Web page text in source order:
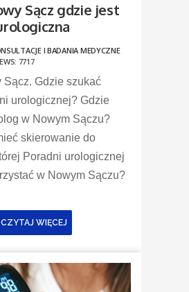
Sącz gdzie jest
I BADANIA MEDYCZNE
7717
Sącz. Gdzie szukać
urologicznej? Gdzie
w Nowym Sączu?
skierowanie do
Poradni urologicznej
w Nowym Sączu?
CZYTAJ WIĘCEJ